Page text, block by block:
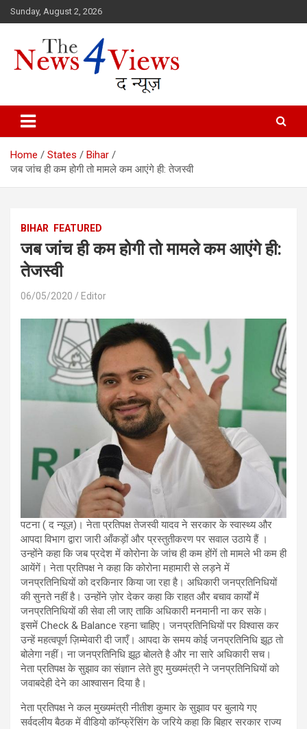
Skip
to
Sunday, August 2, 2026
TheNews4Views
Home States
Bihar
जब जांच ही कम होगी तो मामले कम आएंगे ही: तेजस्वी
BIHAR FEATURED
जब जांच ही कम होगी तो मामले कम आएंगे ही:
तेजस्वी
06/05/2020 Editor
पटना ( द न्यूज़)। नेता प्रतिपक्ष तेजस्वी यादव ने सरकार के स्वास्थ्य और
आपदा विभाग द्वारा जारी आँकड़ों और प्रस्तुतीकरण पर सवाल उठाये हैं ।
उन्होंने कहा कि जब प्रदेश में कोरोना के जांच ही कम होंगें तो मामले भी कम ही
आयेंगें। नेता प्रतिपक्ष ने कहा कि कोरोना महामारी से लड़ने में
जनप्रतिनिधियों को दरकिनार किया जा रहा है। अधिकारी जनप्रतिनिधियों
की सुनते नहीं है। उन्होंने ज़ोर देकर कहा कि राहत और बचाव कार्यों में
जनप्रतिनिधियों की सेवा ली जाए ताकि अधिकारी मनमानी ना कर सके।
इसमें Check & Balance रहना चाहिए। जनप्रतिनिधियों पर विश्वास कर
उन्हें महत्वपूर्ण ज़िम्मेवारी दी जाएँ। आपदा के समय कोई जनप्रतिनिधि झूठ तो
बोलेगा नहीं। ना जनप्रतिनिधि झूठ बोलते है और ना सारे अधिकारी सच।
नेता प्रतिपक्ष के सुझाव का संज्ञान लेते हुए मुख्यमंत्री ने जनप्रतिनिधियों को
जवाबदेही देने का आश्वासन दिया है।
नेता प्रतिपक्ष ने कल मुख्यमंत्री नीतीश कुमार के सुझाव पर बुलाये गए
सर्वदलीय बैठक में वीडियो कॉन्फ्रेंसिंग के जरिये कहा कि बिहार सरकार राज्य